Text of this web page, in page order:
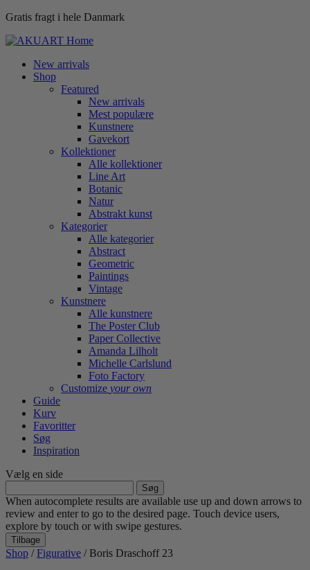
Gratis fragt i hele Danmark
New arrivals
Shop
Featured
New arrivals
Mest populære
Kunstnere
Gavekort
Kollektioner
Alle kollektioner
Line Art
Botanic
Natur
Abstrakt kunst
Kategorier
Alle kategorier
Abstract
Geometric
Paintings
Vintage
Kunstnere
Alle kunstnere
The Poster Club
Paper Collective
Amanda Lilholt
Michelle Carlslund
Foto Factory
Customize your own
Guide
Kurv
Favoritter
Søg
Inspiration
Vælg en side
efter:
When autocomplete results are available use up and down arrows to
review and enter to go to the desired page. Touch device users,
explore by touch or with swipe gestures.
Tilbage
Shop /Figurative / Boris Draschoff 23